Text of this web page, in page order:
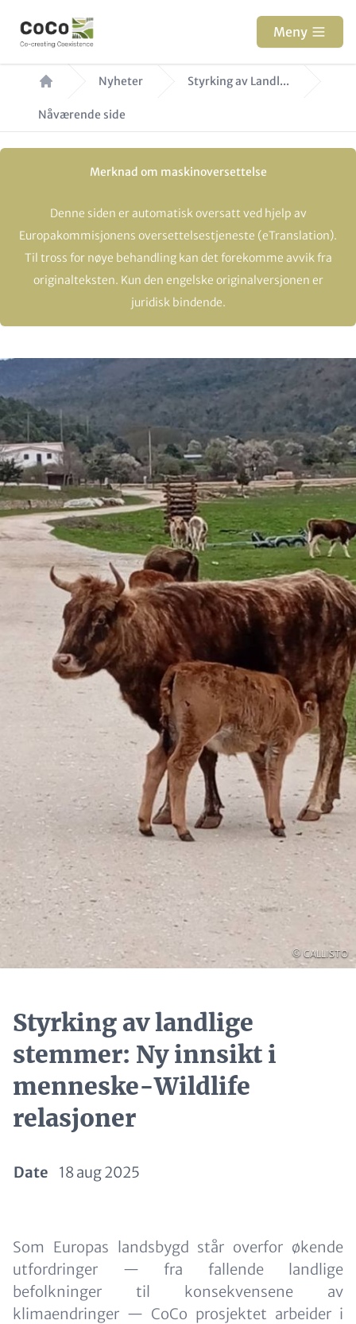
Meny
NavigasjonsstiNyheter Styrking av Landl...
Nåværende side
Merknad om maskinoversettelse
Denne siden er automatisk oversatt ved hjelp av
Europakommisjonens oversettelsestjeneste (eTranslation).
Til tross for nøye behandling kan det forekomme avvik fra
originalteksten. Kun den engelske originalversjonen er
juridisk bindende.
Image
Opphavsrett
© CALLISTO
Styrking av landlige
stemmer: Ny innsikt i
menneske-Wildlife
relasjoner
Date 18 aug 2025
Paragraphs
Content
Som Europas landsbygd står overfor økende
utfordringer — fra fallende landlige
befolkninger til konsekvensene av
klimaendringer — CoCo prosjektet arbeider i